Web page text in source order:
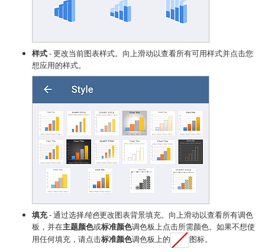
样式- 更改当前图表样式。向上滑动以查看所有可用样式并点击您
想应用的样式。
填充- 通过选择纯色更改图表背景填充。向上滑动以查看所有调色
板，并在主题颜色或标准颜色调色板上点击所需颜色。如果不想使
用任何填充，请点击标准颜色调色板上的
图标。